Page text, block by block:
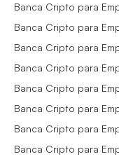
Banca Cripto para
Banca Cripto para
Banca Cripto para
Banca Cripto para
Banca Cripto para
Banca Cripto para
Banca Cripto para
Banca Cripto para